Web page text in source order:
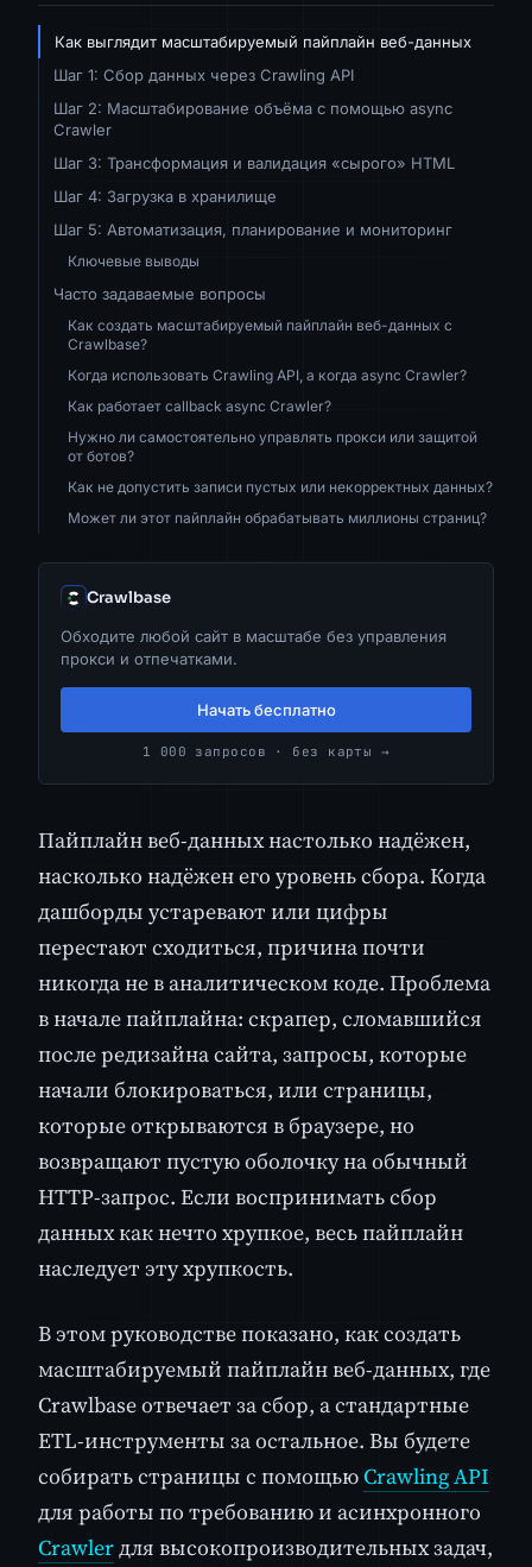
Как выглядит масштабируемый пайплайн веб-данных
Шаг 1: Сбор данных через Crawling API
Шаг 2: Масштабирование объёма с помощью async
Crawler
Шаг 3: Трансформация и валидация «сырого» HTML
Шаг 4: Загрузка в хранилище
Шаг 5: Автоматизация, планирование и мониторинг
Ключевые выводы
Часто задаваемые вопросы
Как создать масштабируемый пайплайн веб-данных с
Crawlbase?
Когда использовать Crawling API, а когда async Crawler?
Как работает callback async Crawler?
Нужно ли самостоятельно управлять прокси или защитой
от ботов?
Как не допустить записи пустых или некорректных данных?
Может ли этот пайплайн обрабатывать миллионы страниц?
Crawlbase
Обходите любой сайт в масштабе без управления
прокси и отпечатками.
Начать бесплатно
1 000 запросов · без карты →
Пайплайн веб-данных настолько надёжен,
насколько надёжен его уровень сбора. Когда
дашборды устаревают или цифры
перестают сходиться, причина почти
никогда не в аналитическом коде. Проблема
в начале пайплайна: скрапер, сломавшийся
после редизайна сайта, запросы, которые
начали блокироваться, или страницы,
которые открываются в браузере, но
возвращают пустую оболочку на обычный
HTTP-запрос. Если воспринимать сбор
данных как нечто хрупкое, весь пайплайн
наследует эту хрупкость.
В этом руководстве показано, как создать
масштабируемый пайплайн веб-данных, где
Crawlbase отвечает за сбор, а стандартные
ETL-инструменты за остальное. Вы будете
собирать страницы с помощьюCrawling API
для работы по требованию и асинхронного
Crawlerдля высокопроизводительных задач,